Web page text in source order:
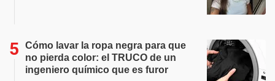
Cómo lavar la ropa negra para que
no pierda color: el TRUCO de un
ingeniero químico que es furor